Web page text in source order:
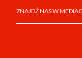
ZNAJDŹ NAS W